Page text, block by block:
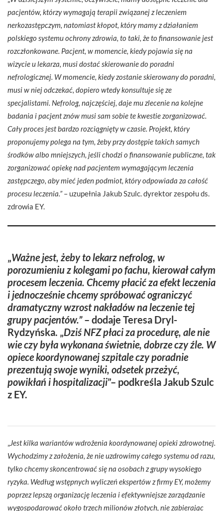
pacjentów, którzy wymagają terapii związanej z leczeniem
nerkozastępczym, natomiast kłopot, który mamy z działaniem
polskiego systemu ochrony zdrowia, to taki, że to finansowanie jest
rozczłonkowane. Pacjent, w momencie, kiedy pojawia się na
wizycie u lekarza, musi dostać skierowanie do poradni
nefrologicznej. W momencie, kiedy zostanie skierowany do poradni,
musi w niej odczekać, dopiero wtedy konsultuje się ze
specjalistami. Nefrolog, najczęściej, daje mu zlecenie na kolejne
badania i pacjent znów musi sam sobie te kwestie zorganizować.
Cały proces jest bardzo rozciągnięty w czasie. Projekt, który
proponujemy polega na tym, żeby przy dostępie takich samych
środków albo mniejszych, jeśli chodzi o finansowanie publiczne, tak
zorganizować opiekę nad pacjentem wymagającym leczenia
zastępczego, aby mieć jeden podmiot, który odpowiada za całość
procesu leczenia.”– uzupełnia Jakub Szulc. dyrektor zespołu ds.
zdrowia EY.
„Ważne jest, żeby to lekarz nefrolog, w
porozumieniu z kolegami po fachu, kierował całym
procesem leczenia. Chcemy płacić za efekt leczenia
i jednocześnie chcemy spróbować ograniczyć
dramatyczny wzrost nakładów na leczenie tej
grupy pacjentów.”– dodaje Teresa Dryl-
Rydzyńska. „Dziś NFZ płaci za procedurę, ale nie
wie czy była wykonana świetnie, dobrze czy źle. W
opiece koordynowanej szpitale czy poradnie
prezentują swoje wyniki, odsetek przeżyć,
powikłań i hospitalizacji”– podkreśla Jakub Szulc
z EY.
Jest kilka wariantów wdrożenia koordynowanej opieki zdrowotnej.
Wychodzimy z założenia, że nie uzdrowimy całego systemu od razu,
tylko chcemy skoncentrować się na osobach z grupy wysokiego
ryzyka. Według wstępnych wyliczeń ekspertów z firmy EY, możemy
poprzez lepszą organizację leczenia i efektywniejsze zarządzanie
wygospodarować około trzech milionów złotych, nie zabierając